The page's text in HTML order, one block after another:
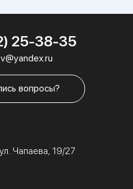
25-38-35
вопросы?
Чапаева, 19/27